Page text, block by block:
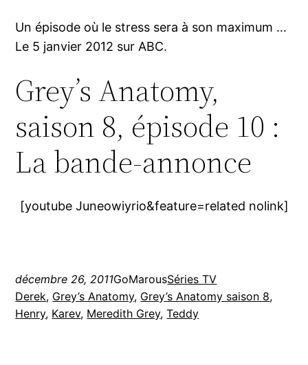
Un épisode où le stress sera à son maximum …
Le 5 janvier 2012 sur ABC.
Grey’s Anatomy,
saison 8, épisode 10 :
La bande-annonce
[youtube Juneowiyrio&feature=related nolink]
décembre 26, 2011GoMarousSéries TV
Derek, Grey’s Anatomy, Grey’s Anatomy saison 8
Henry, Karev, Meredith Grey, Teddy